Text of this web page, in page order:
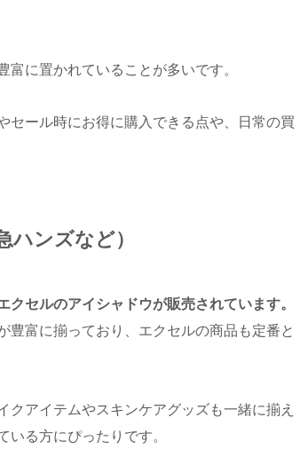
に置かれていることが多いです。
セール時にお得に購入できる点や、日常の買
ンズなど）
セルのアイシャドウが販売されています。
豊富に揃っており、エクセルの商品も定番と
アイテムやスキンケアグッズも一緒に揃え
る方にぴったりです。